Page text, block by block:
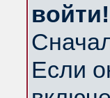
войти!
Если